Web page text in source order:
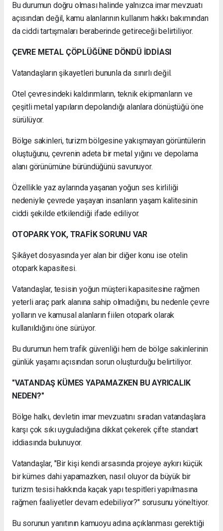
Bu durumun doğru olması halinde yalnızca imar mevzuatı
açısından değil, kamu alanlarının kullanım hakkı bakımından
da ciddi tartışmaları beraberinde getireceği belirtiliyor.
ÇEVRE METAL ÇÖPLÜĞÜNE DÖNDÜ İDDİASI
Vatandaşların şikayetleri bununla da sınırlı değil.
Otel çevresindeki kaldırımların, teknik ekipmanların ve
çeşitli metal yapıların depolandığı alanlara dönüştüğü öne
sürülüyor.
Bölge sakinleri, turizm bölgesine yakışmayan görüntülerin
oluştuğunu, çevrenin adeta bir metal yığını ve depolama
alanı görünümüne büründüğünü savunuyor.
Özellikle yaz aylarında yaşanan yoğun ses kirliliği
nedeniyle çevrede yaşayan insanların yaşam kalitesinin
ciddi şekilde etkilendiği ifade ediliyor.
OTOPARK YOK, TRAFİK SORUNU VAR
Şikâyet dosyasında yer alan bir diğer konu ise otelin
otopark kapasitesi.
Vatandaşlar, tesisin yoğun müşteri kapasitesine rağmen
yeterli araç park alanına sahip olmadığını, bu nedenle çevre
yolların ve kamusal alanların fiilen otopark olarak
kullanıldığını öne sürüyor.
Bu durumun hem trafik güvenliği hem de bölge sakinlerinin
günlük yaşamı açısından sorun oluşturduğu belirtiliyor.
"VATANDAŞ KÜMES YAPAMAZKEN BU AYRICALIK
NEDEN?"
Bölge halkı, devletin imar mevzuatını sıradan vatandaşlara
karşı çok sıkı uyguladığına dikkat çekerek çifte standart
iddiasında bulunuyor.
Vatandaşlar, "Bir kişi kendi arsasında projeye aykırı küçük
bir kümes dahi yapamazken, nasıl oluyor da büyük bir
turizm tesisi hakkında kaçak yapı tespitleri yapılmasına
rağmen faaliyetler devam edebiliyor?" sorusunu yöneltiyor.
Bu sorunun yanıtının kamuoyu adına açıklanması gerektiği